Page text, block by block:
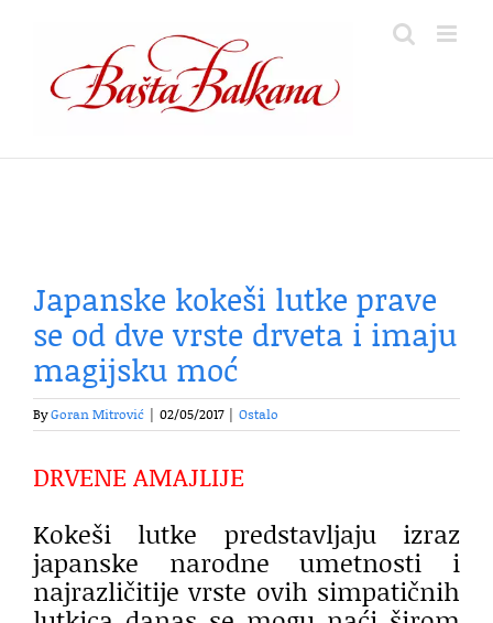
content
Japanske kokeši lutke prave
se od dve vrste drveta i imaju
magijsku moć
ByGoran Mitrović 02/05/2017 Ostalo
DRVENE AMAJLIJE
Kokeši lutke predstavljaju izraz
japanske narodne umetnosti i
najrazličitije vrste ovih simpatičnih